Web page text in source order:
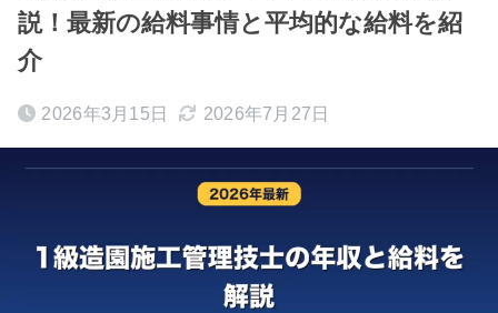
説！最新の給料事情と平均的な給料を紹
介
2026年3月15日 2026年7月27日